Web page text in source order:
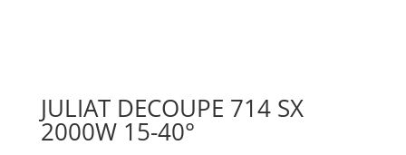
JULIAT DECOUPE 714 SX
2000W 15-40°